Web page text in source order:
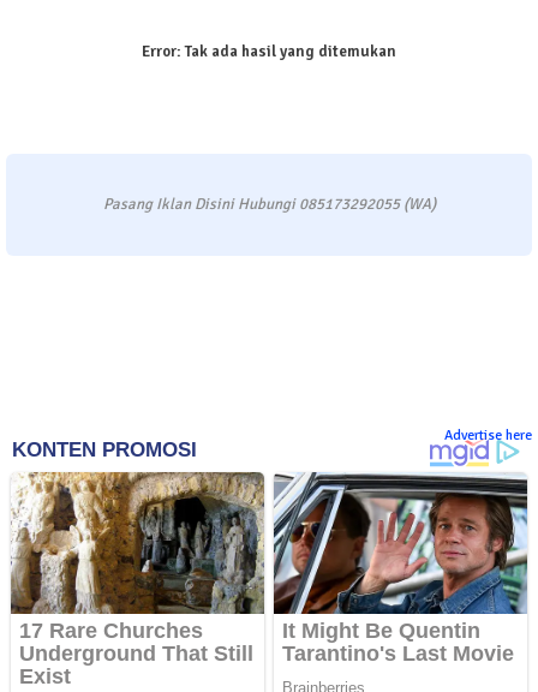
Error:Tak ada hasil yang ditemukan
Pasang Iklan Disini Hubungi 085173292055 (WA)
Advertise here